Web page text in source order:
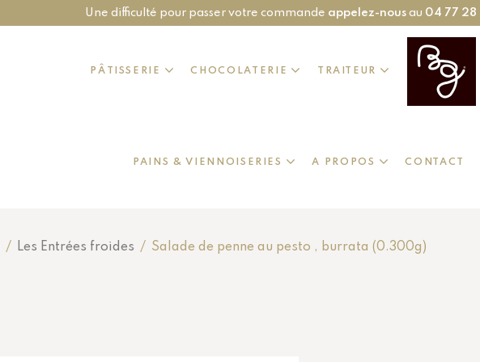
Une difficulté pour passer votre commande appelez-nous au 04 77 28
PÂTISSERIE CHOCOLATERIE TRAITEUR
PAINS & VIENNOISERIES A PROPOS CONTACT
/ Les Entrées froides / Salade de penne au pesto , burrata (0.300g)